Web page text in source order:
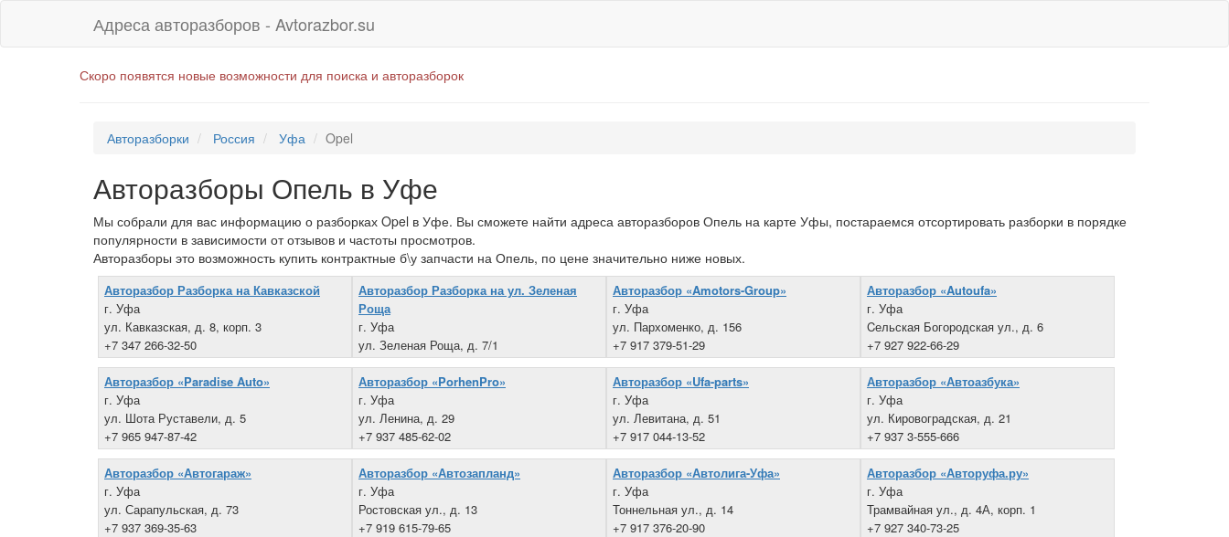
Адреса авторазборов - Avtorazbor.su
Скоро появятся новые возможности для поиска и авторазборок
Авторазборки Россия Уфа Opel
Авторазборы Опель в Уфе
Мы собрали для вас информацию о разборках Opel в Уфе. Вы сможете найти адреса авторазборов Опель на карте Уфы, постараемся отсортировать разборки в порядке
популярности в зависимости от отзывов и частоты просмотров.
Авторазборы это возможность купить контрактные б\у запчасти на Опель, по цене значительно ниже новых.
Авторазбор Разборка на Кавказской
г. Уфа
ул. Кавказская, д. 8, корп. 3
+7 347 266-32-50
Авторазбор Разборка на ул. Зеленая
Роща
г. Уфа
ул. Зеленая Роща, д. 7/1
+7 901 441-36-00
Авторазбор «Amotors-Group»
г. Уфа
ул. Пархоменко, д. 156
+7 917 379-51-29
Авторазбор «Autoufa»
г. Уфа
Cельская Богородская ул., д. 6
+7 927 922-66-29
Авторазбор «Paradise Auto»
г. Уфа
ул. Шота Руставели, д. 5
+7 965 947-87-42
Авторазбор «PorhenPro»
г. Уфа
ул. Ленина, д. 29
+7 937 485-62-02
Авторазбор «Ufa-parts»
г. Уфа
ул. Левитана, д. 51
+7 917 044-13-52
Авторазбор «Автоазбука»
г. Уфа
ул. Кировоградская, д. 21
+7 937 3-555-666
Авторазбор «Автогараж»
г. Уфа
ул. Сарапульская, д. 73
+7 937 369-35-63
Авторазбор «Автозапланд»
г. Уфа
Ростовская ул., д. 13
+7 919 615-79-65
Авторазбор «Автолига-Уфа»
г. Уфа
Тоннельная ул., д. 14
+7 917 376-20-90
Авторазбор «Авторуфа.ру»
г. Уфа
Трамвайная ул., д. 4А, корп. 1
+7 927 340-73-25